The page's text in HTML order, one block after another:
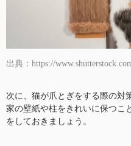
出典：https://
次に、猫が爪とぎをする際の対
家の壁紙や柱をきれいに保つこ
をしておきましょう。